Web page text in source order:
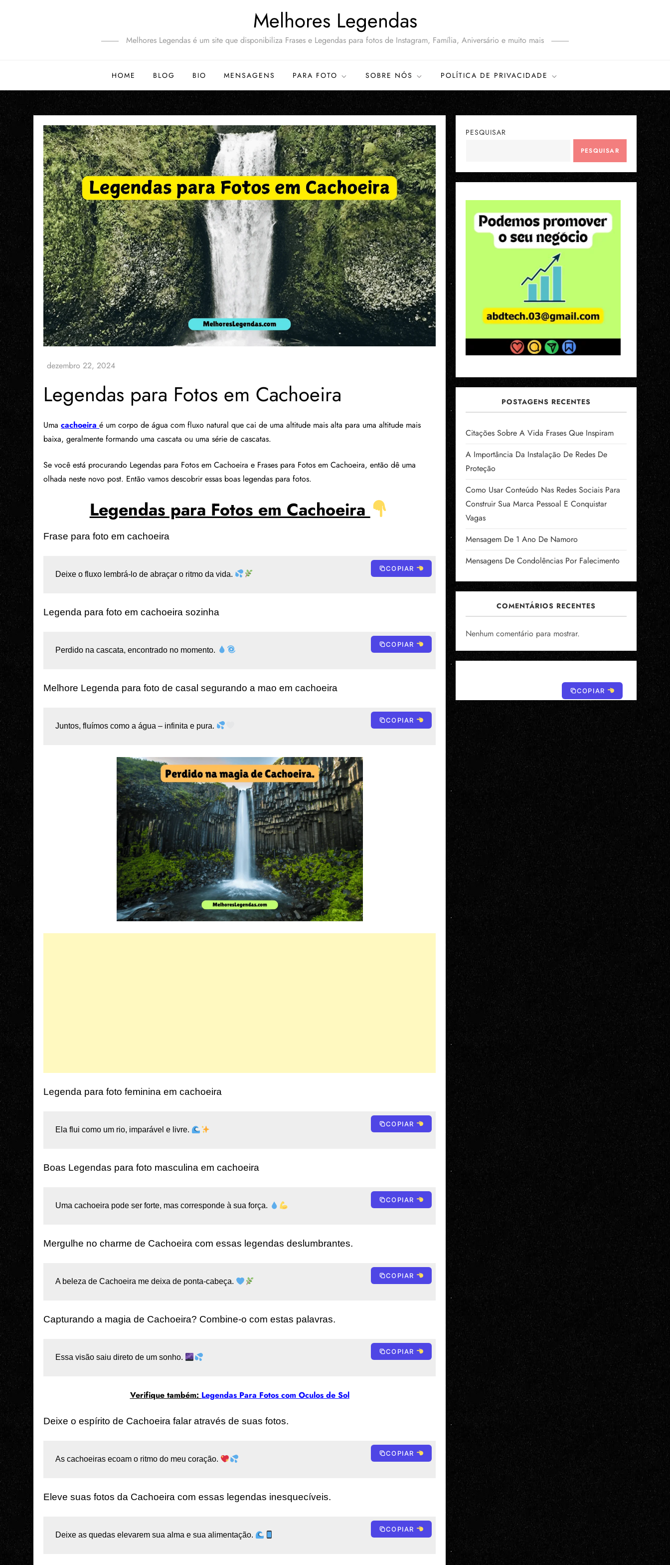
Melhores Legendas
Melhores Legendas é um site que disponibiliza Frases e Legendas para fotos de Instagram, Família, Aniversário e muito mais
HOME BLOG BIO MENSAGENS PARA FOTO SOBRE NÓS POLÍTICA DE PRIVACIDADE
Legendas para Fotos em Cachoeira
Umacachoeira é um corpo de água com fluxo natural que cai de uma altitude mais alta para uma altitude mais
baixa, geralmente formando uma cascata ou uma série de cascatas.
Se você está procurando Legendas para Fotos em Cachoeira e Frases para Fotos em Cachoeira, então dê uma
olhada neste novo post. Então vamos descobrir essas boas legendas para fotos.
Legendas para Fotos em Cachoeira
Frase para foto em cachoeira
Deixe o fluxo lembrá-lo de abraçar o ritmo da vida.
COPIAR
Legenda para foto em cachoeira sozinha
Perdido na cascata, encontrado no momento.
COPIAR
Melhore Legenda para foto de casal segurando a mao em cachoeira
Juntos, fluímos como a água – infinita e pura.
COPIAR
Legenda para foto feminina em cachoeira
Ela flui como um rio, imparável e livre.
COPIAR
Boas Legendas para foto masculina em cachoeira
Uma cachoeira pode ser forte, mas corresponde à sua força.
COPIAR
Mergulhe no charme de Cachoeira com essas legendas deslumbrantes.
A beleza de Cachoeira me deixa de ponta-cabeça.
COPIAR
Capturando a magia de Cachoeira? Combine-o com estas palavras.
Essa visão saiu direto de um sonho.
COPIAR
Verifique também: Legendas Para Fotos com Oculos de Sol​
Deixe o espírito de Cachoeira falar através de suas fotos.
As cachoeiras ecoam o ritmo do meu coração.
COPIAR
Eleve suas fotos da Cachoeira com essas legendas inesquecíveis.
Deixe as quedas elevarem sua alma e sua alimentação.
COPIAR
PESQUISAR
PESQUISAR
POSTAGENS RECENTES
Citações Sobre A Vida Frases Que Inspiram
A Importância Da Instalação De Redes De
Proteção
Como Usar Conteúdo Nas Redes Sociais Para
Construir Sua Marca Pessoal E Conquistar
Vagas
Mensagem De 1 Ano De Namoro
Mensagens De Condolências Por Falecimento
COMENTÁRIOS RECENTES
Nenhum comentário para mostrar.
COPIAR